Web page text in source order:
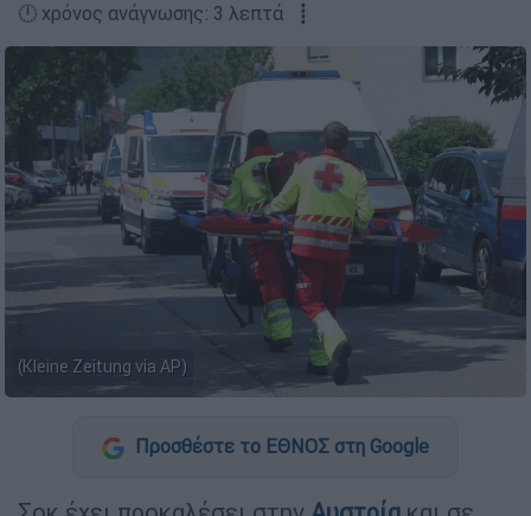
🕛 χρόνος ανάγνωσης: 3 λεπτά ┋
(Kleine Zeitung via AP)
Προσθέστε το ΕΘΝΟΣ στη Google